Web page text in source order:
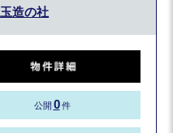
造の社
公開 0 件